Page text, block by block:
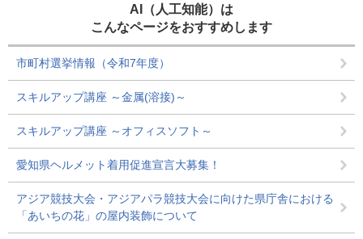
AI（人工知能）は
こんなページをおすすめします
市町村選挙情報（令和7年度）
スキルアップ講座 ～金属(溶接)～
スキルアップ講座 ～オフィスソフト～
愛知県ヘルメット着用促進宣言大募集！
アジア競技大会・アジアパラ競技大会に向けた県庁舎における
「あいちの花」の屋内装飾について